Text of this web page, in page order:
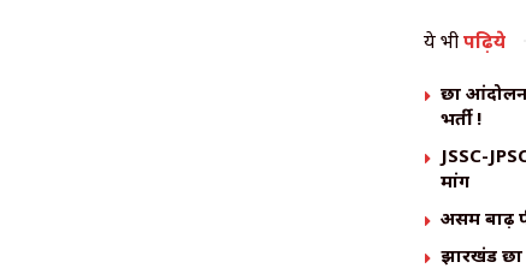
ये भीपढ़िये
छात्र
भर्ती !
JSSC-
मांग
असम बाढ़
झारखंड